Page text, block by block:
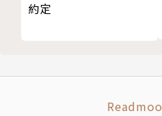
的》、《外面的世界》。
約定